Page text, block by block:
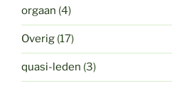
orgaan (4)
Overig (17)
quasi-leden (3)